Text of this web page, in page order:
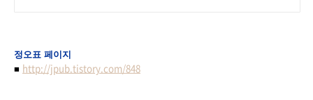
정오표 페이지
■ http://jpub.tistory.com/848